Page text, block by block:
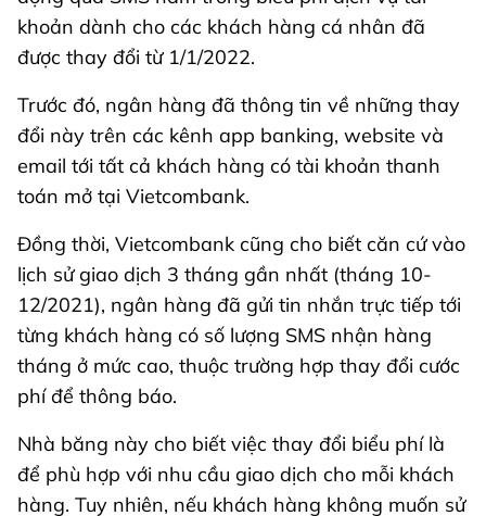
khoản dành cho các khách hàng cá nhân đã
được thay đổi từ 1/1/2022.
Trước đó, ngân hàng đã thông tin về những thay
đổi này trên các kênh app banking, website và
email tới tất cả khách hàng có tài khoản thanh
toán mở tại Vietcombank.
Đồng thời, Vietcombank cũng cho biết căn cứ vào
lịch sử giao dịch 3 tháng gần nhất (tháng 10-
12/2021), ngân hàng đã gửi tin nhắn trực tiếp tới
từng khách hàng có số lượng SMS nhận hàng
tháng ở mức cao, thuộc trường hợp thay đổi cước
phí để thông báo.
Nhà băng này cho biết việc thay đổi biểu phí là
để phù hợp với nhu cầu giao dịch cho mỗi khách
hàng. Tuy nhiên, nếu khách hàng không muốn sử